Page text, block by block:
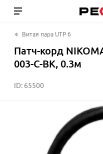
Витая пара UTP 6
Патч-корд
003-C-BK, 0.3м
ID: 65500